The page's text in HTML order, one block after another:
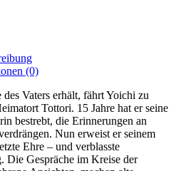
(0)
Vaters erhält, fährt Yoichi zu
Tottori. 15 Jahre hat er seine
bestrebt, die Erinnerungen an
Nun erweist er seinem
Ehre – und verblasste
Die Gespräche im Kreise der